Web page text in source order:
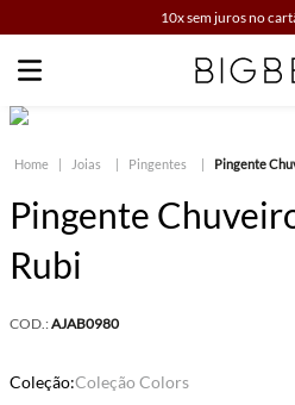
10x sem juros no
Faça sua busca
Joias Pingentes Pingente
Pingente
Rubi
COD.:AJAB0980
Coleção:Coleção Colors